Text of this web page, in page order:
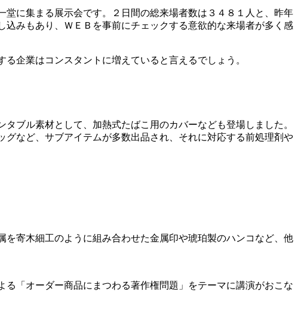
に集まる展示会です。２日間の総来場者数は３４８１人と、昨年
みもあり、ＷＥＢを事前にチェックする意欲的な来場者が多く感
企業はコンスタントに増えていると言えるでしょう。
ブル素材として、加熱式たばこ用のカバーなども登場しました。
など、サブアイテムが多数出品され、それに対応する前処理剤や
寄木細工のように組み合わせた金属印や琥珀製のハンコなど、他
「オーダー商品にまつわる著作権問題」をテーマに講演がおこな